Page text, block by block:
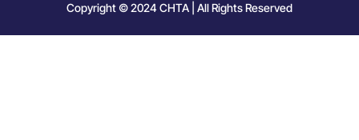
Copyright © 2024 CHTA | All Rights Reserved